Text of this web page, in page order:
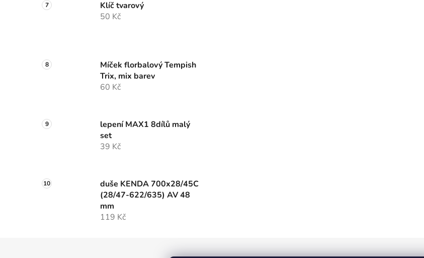
Klíč tvarový
50 Kč
Míček florbalový Tempish
Trix, mix barev
60 Kč
lepení MAX1 8dílů malý
set
39 Kč
duše KENDA 700x28/45C
(28/47-622/635) AV 48
mm
119 Kč